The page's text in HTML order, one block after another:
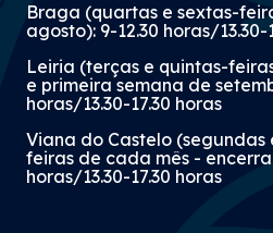
Braga (quartas e sextas-
agosto): 9-12.30 horas/13.30-
Leiria (terças e quintas-
e primeira semana de
horas/13.30-17.30 horas
Viana do Castelo
feiras de cada mês - encerra
horas/13.30-17.30 horas